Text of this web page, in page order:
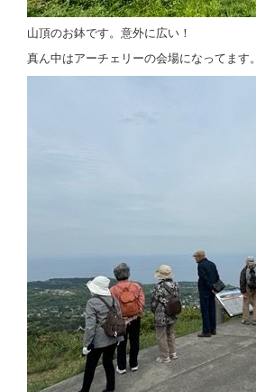
山頂のお鉢です。意外に広い！
真ん中はアーチェリーの会場になってます。